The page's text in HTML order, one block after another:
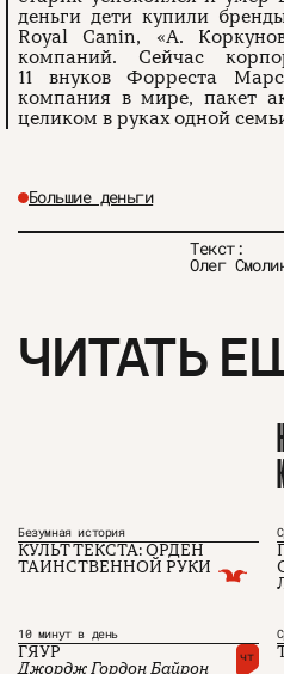
Большие деньги
Текст:
Олег
деньги дети купили
Royal Canin, «А.
компаний. Сейчас
11 внуков Форреста
компания в мире, пакет
целиком в руках одной
ЧИТАТЬ
Безумная история
КУЛЬТ ТЕКСТА: ОРДЕН
ТАИНСТВЕННОЙ РУКИ
10 минут в день
ГЯУР
Джордж Гордон Байрон
чт
О проекте
Команда
Авторы
ЧТИВО ДОМ
YouTube
Telegram
Пользовательское соглашение
Политика конфиденциальности